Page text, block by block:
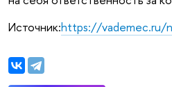
Источник:https://vademec.ru/